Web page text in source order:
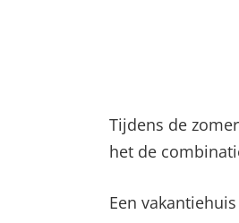
Tijdens de
het de
Een